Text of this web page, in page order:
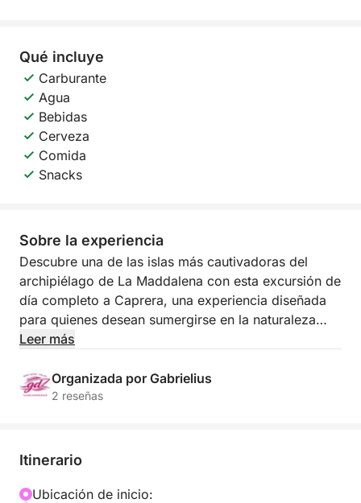
Qué incluye
Carburante
Agua
Bebidas
Cerveza
Comida
Snacks
Sobre la experiencia
Descubre una de las islas más cautivadoras del
archipiélago de La Maddalena con esta excursión de
día completo a Caprera, una experiencia diseñada
para quienes desean sumergirse en la naturaleza
virgen y las aguas cristalinas del norte de Cerdeña.
Partiendo de Palau, navegarás hacia la isla de
Caprera, famosa por sus bahías salvajes, fondos
emblemáticos de la isla, alternando la navegación
idílicos.
Leer más
Organizada por Gabrielius
2 reseñas
Itinerario
Ubicación de inicio: